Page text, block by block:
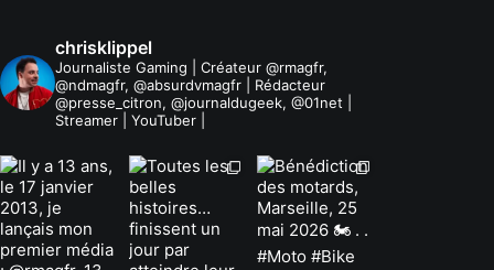
chrisklippel
Journaliste Gaming | Créateur @rmagfr,
@ndmagfr, @absurdvmagfr | Rédacteur
@presse_citron, @journaldugeek, @01net |
Streamer | YouTuber |